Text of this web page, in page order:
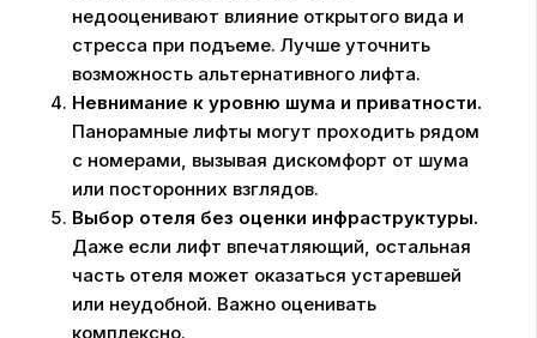
недооценивают влияние открытого вида и
стресса при подъеме. Лучше уточнить
возможность альтернативного лифта.
Невнимание к уровню шума и приватности.
Панорамные лифты могут проходить рядом
с номерами, вызывая дискомфорт от шума
или посторонних взглядов.
Выбор отеля без оценки инфраструктуры.
Даже если лифт впечатляющий, остальная
часть отеля может оказаться устаревшей
или неудобной. Важно оценивать
комплексно.